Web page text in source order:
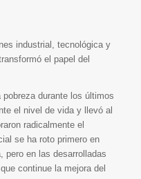
industrial, tecnológica y
el papel del
durante los últimos
el nivel de vida y llevó al
radicalmente el
se ha roto primero en
pero en las desarrolladas
continue la mejora del